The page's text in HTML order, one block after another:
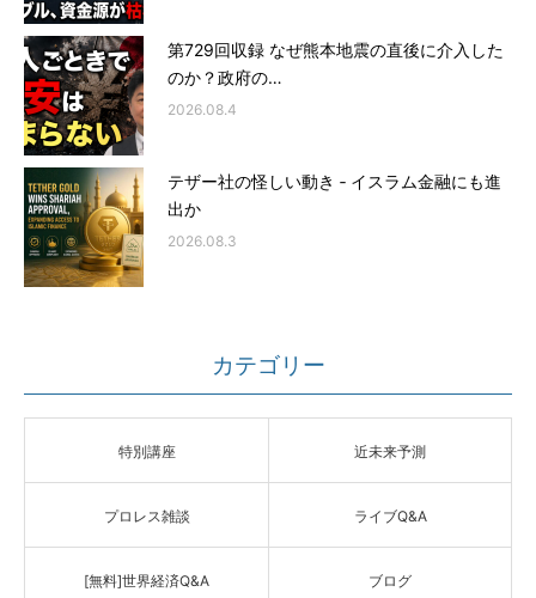
第729回収録 なぜ熊本地震の直後に介入した
のか？政府の…
2026.08.4
テザー社の怪しい動き ‐ イスラム金融にも進
出か
2026.08.3
カテゴリー
特別講座 近未来予測
プロレス雑談 ライブQ&A
[無料]世界経済Q&A ブログ